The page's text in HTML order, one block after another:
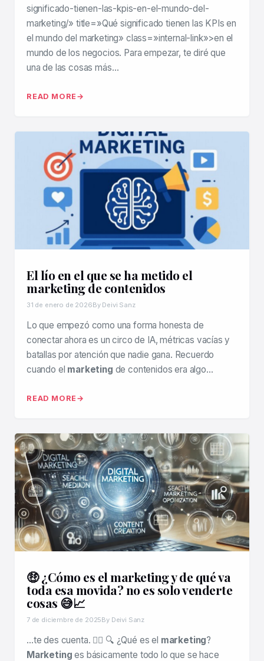
significado-tienen-las-kpis-en-el-mundo-del-
marketing/» title=»Qué significado tienen las KPIs en
el mundo del marketing» class=»internal-link»>en el
mundo de los negocios. Para empezar, te diré que
una de las cosas más…
READ MORE
El lío en el que se ha metido el
marketing de contenidos
31 de enero de 2026By Deivi Sanz
Lo que empezó como una forma honesta de
conectar ahora es un circo de IA, métricas vacías y
batallas por atención que nadie gana. Recuerdo
cuando el marketing de contenidos era algo…
READ MORE
🤑 ¿Cómo es el marketing y de qué va
toda esa movida? no es solo venderte
cosas 😅📈
7 de diciembre de 2025By Deivi Sanz
…te des cuenta. 😵‍💫 🔍 ¿Qué es el marketing?
Marketing es básicamente todo lo que se hace